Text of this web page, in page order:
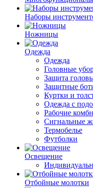
Наборы
Ножницы
Одежда
Одежда
Головные
Защита
Защитные
Куртки и
Одежда с
Рабочие
Сигнальные
Термобелье
Футболки
Освещение
Отбойные молотки